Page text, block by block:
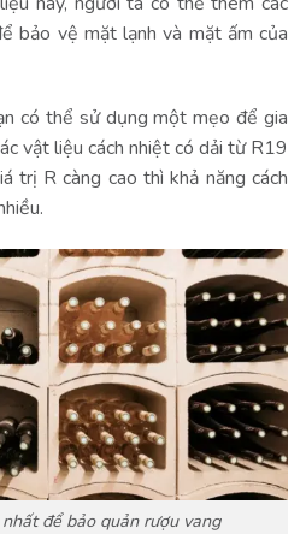
bảo vệ mặt lạnh và mặt ấm của
có thể sử dụng một mẹo để gia
vật liệu cách nhiệt có dải từ R19
trị R càng cao thì khả năng cách
để bảo quản rượu vang